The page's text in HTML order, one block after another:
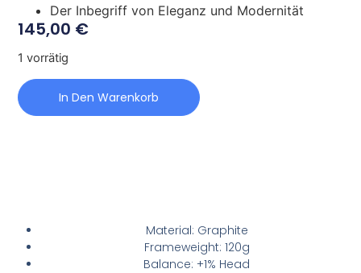
Der Inbegriff von Eleganz und Modernität
145,00 €
1 vorrätig
In Den Warenkorb
Material: Graphite
Frameweight: 120g
Balance: +1% Head